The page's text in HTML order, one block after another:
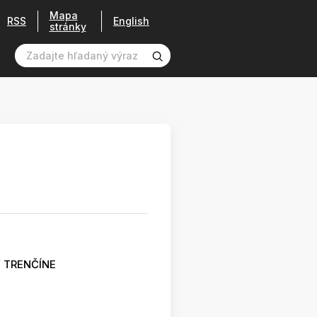
RSS
Mapa
stránky
English